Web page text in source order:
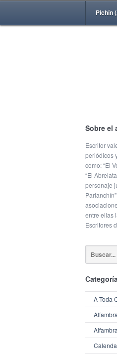
Pichín
Sobre el
Escritor
periódicos
como: “El
“El
personaje
entre ellas
Escritores
A Toda
Alfambra